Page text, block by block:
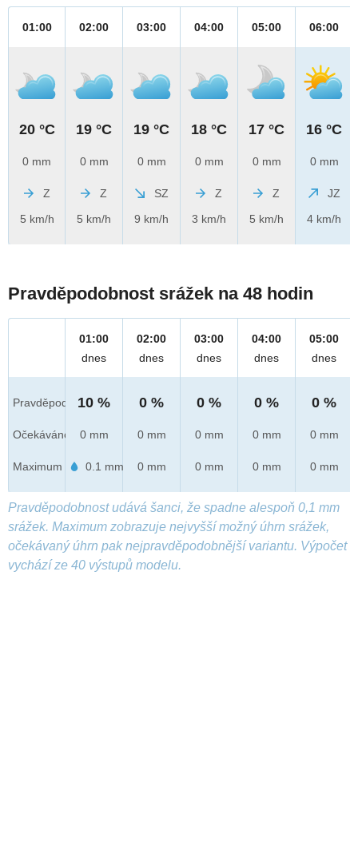
01:00
20 °C
0 mm
Z
5 km/h
02:00
19 °C
0 mm
Z
5 km/h
03:00
19 °C
0 mm
SZ
9 km/h
04:00
18 °C
0 mm
Z
3 km/h
05:00
17 °C
0 mm
Z
5 km/h
06:00
16 °C
0 mm
JZ
4 km/h
Pravděpodobnost srážek na 48 hodin
Pravděpod.
Očekáváno
Maximum
01:00
dnes
10 %
0 mm
0.1 mm
02:00
dnes
0 %
0 mm
0 mm
03:00
dnes
0 %
0 mm
0 mm
04:00
dnes
0 %
0 mm
0 mm
05:00
dnes
0 %
0 mm
0 mm
Pravděpodobnost udává šanci, že spadne alespoň 0,1 mm
srážek. Maximum zobrazuje nejvyšší možný úhrn srážek,
očekávaný úhrn pak nejpravděpodobnější variantu. Výpočet
vychází ze 40 výstupů modelu.